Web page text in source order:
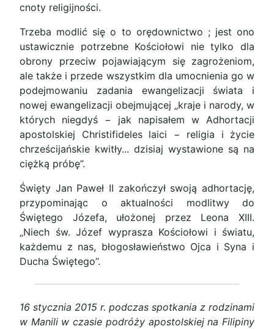
cnoty religijności.
Trzeba modlić się o to orędownictwo ; jest ono
ustawicznie potrzebne Kościołowi nie tylko dla
obrony przeciw pojawiającym się zagrożeniom,
ale także i przede wszystkim dla umocnienia go w
podejmowaniu zadania ewangelizacji świata i
nowej ewangelizacji obejmującej „kraje i narody, w
których niegdyś − jak napisałem w Adhortacji
apostolskiej Christifideles laici − religia i życie
chrześcijańskie kwitły... dzisiaj wystawione są na
ciężką próbę”.
Święty Jan Paweł II zakończył swoją adhortację,
przypominając o aktualności modlitwy do
Świętego Józefa, ułożonej przez Leona XIII.
„Niech św. Józef wyprasza Kościołowi i światu,
każdemu z nas, błogosławieństwo Ojca i Syna i
Ducha Świętego”.
16 stycznia 2015 r. podczas spotkania z rodzinami
w Manili w czasie podróży apostolskiej na Filipiny